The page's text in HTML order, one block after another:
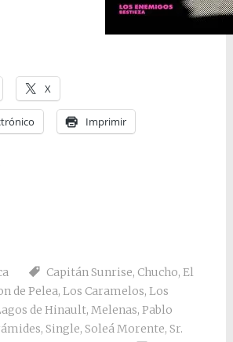
X
Imprimir
Capitán Sunrise, Chucho, El
de Pelea, Los Caramelos, Los
de Hinault, Melenas, Pablo
, Single, Soleá Morente, Sr.